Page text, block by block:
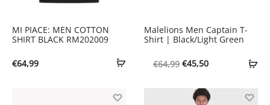
MI PIACE: MEN COTTON
SHIRT BLACK RM202009
€64,99
Malelions Men Captain T-
Shirt | Black/Light Green
€64,99 Oorspronkelijke
was:
€45,50Huidige
is: